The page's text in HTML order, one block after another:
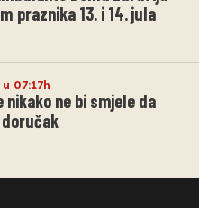
praznika 13. i 14. jula
07:17h
nikako ne bi smjele da